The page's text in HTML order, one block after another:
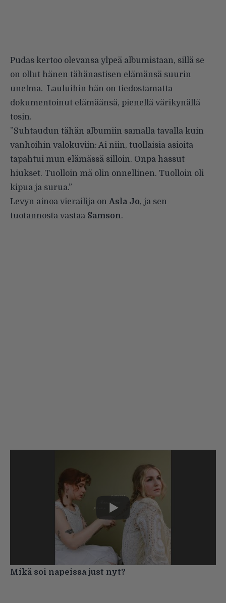
Pudas kertoo olevansa ylpeä albumistaan, sillä se
on ollut hänen tähänastisen elämänsä suurin
unelma. Lauluihin hän on tiedostamatta
dokumentoinut elämäänsä, pienellä värikynällä
tosin.
”Suhtaudun tähän albumiin samalla tavalla kuin
vanhoihin valokuviin: Ai niin, tuollaisia asioita
tapahtui mun elämässä silloin. Onpa hassut
hiukset. Tuolloin mä olin onnellinen. Tuolloin oli
kipua ja surua.”
Levyn ainoa vierailija on Asla Jo, ja sen
tuotannosta vastaa Samson.
Mikä soi napeissa just nyt?